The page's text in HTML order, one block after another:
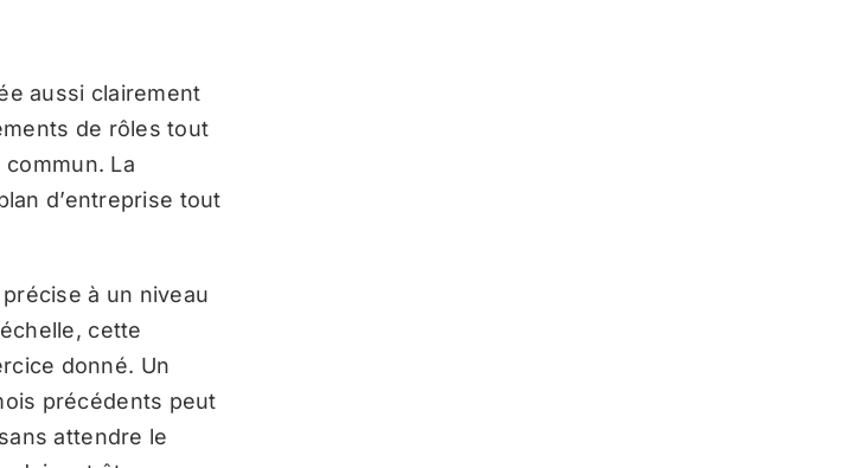
aussi clairement
de rôles tout
La
d’entreprise tout
à un niveau
cette
donné. Un
précédents peut
attendre le